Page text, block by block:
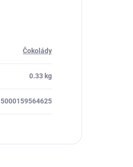
Čokolády
0.33 kg
5000159564625